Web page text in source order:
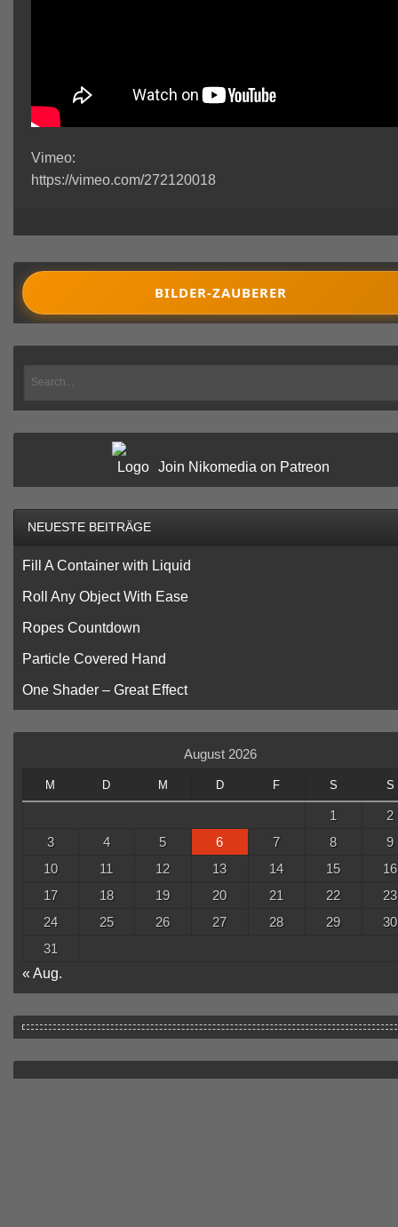
Vimeo:
https://vimeo.com/272120018
BILDER-ZAUBERER
Join Nikomedia on Patreon
NEUESTE BEITRÄGE
Fill A Container with Liquid
Roll Any Object With Ease
Ropes Countdown
Particle Covered Hand
One Shader – Great Effect
August 2026
M D M D F S S
1
2
3
4 5 6 7 8
9
10
11 12 13 14 15
16
17
18 19 20 21 22
23
24
25 26 27 28 29
30
31
« Aug.